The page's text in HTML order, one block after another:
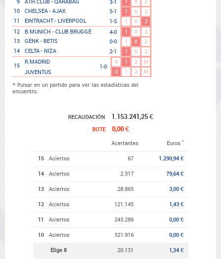
9
ATH.CLUB - QARABAG 3-1 1 X
2
10
CHELSEA - AJAX 5-1 1 X
2
11
EINTRACHT - LIVERPOOL 1-5 1 X
2
12
B.MUNICH - CLUB BRUGGE 4-0 1 X
2
13
GENK - BETIS 0-0 1 X
2
14
CELTA - NIZA 2-1 1 X 2
15
R.MADRID
JUVENTUS
1-0
0 1 2
M
0
1 2 M
* Pulsar en un partido para ver las estadísticas del
encuentro.
RECAUDACIÓN 1.153.241,25 €
BOTE 0,00 €
Acertantes Euros *
15 Aciertos 67 1.290,94 €
14 Aciertos 2.317 79,64 €
13 Aciertos 28.865 3,00 €
12 Aciertos 121.145 1,43 €
11 Aciertos 243.286 0,00 €
10 Aciertos 321.916 0,00 €
Elige 8 20.131 1,34 €